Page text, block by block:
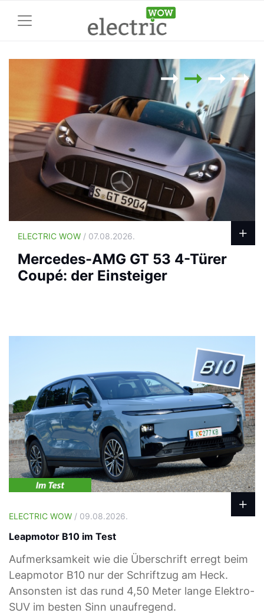
ELECTRIC WOW / 07.08.2026.
Mercedes-AMG GT 53 4-Türer
Coupé: der Einsteiger
ELECTRIC WOW / 09.08.2026.
Leapmotor B10 im Test
Aufmerksamkeit wie die Überschrift erregt beim
Leapmotor B10 nur der Schriftzug am Heck.
Ansonsten ist das rund 4,50 Meter lange Elektro-
SUV im besten Sinn unaufregend.